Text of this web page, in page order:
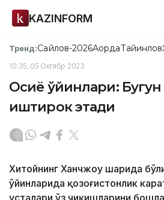
KAZINFORM
Тренд:Сайлов-2026АқордаТайинлов
10:35, 05 Октябр 2023
Осиё ўйинлари:
иштирок этади
Хитойнинг Ханчжоу шаҳрида
ўйинларида қозоғистонлик
усталари ўз чиқишларини